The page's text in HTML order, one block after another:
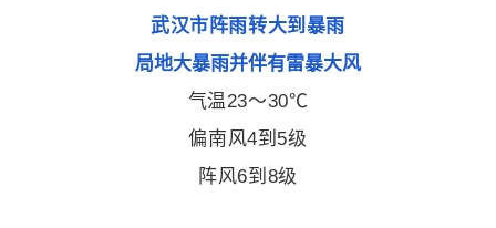
武汉市阵雨转大到暴雨
局地大暴雨并伴有雷暴大风
气温23～30℃
偏南风4到5级
阵风6到8级